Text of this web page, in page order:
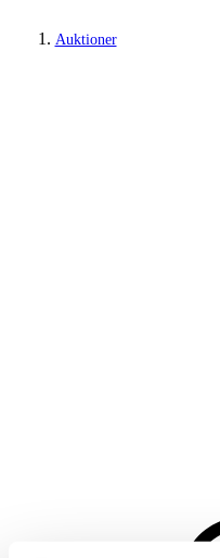
Auktioner